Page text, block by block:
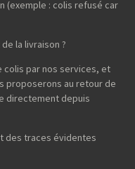
(exemple : colis refusé car
la livraison ?
par nos services, et
proposerons au retour de
directement depuis
des traces évidentes